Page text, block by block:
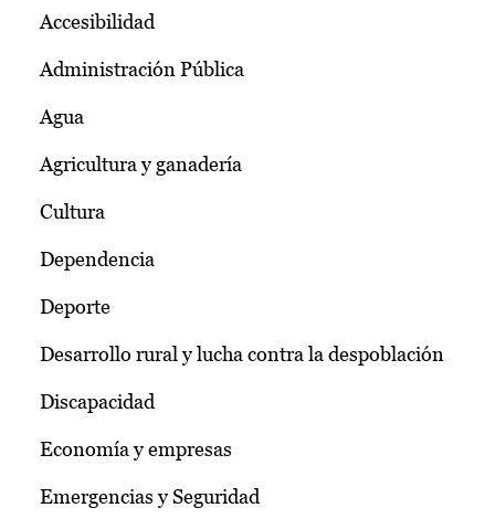
Accesibilidad
Administración Pública
Agua
Agricultura y ganadería
Cultura
Dependencia
Deporte
Desarrollo rural y lucha contra la despoblación
Discapacidad
Economía y empresas
Emergencias y Seguridad